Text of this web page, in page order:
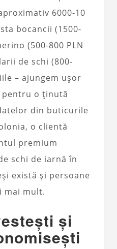
6000-10
bocancii (1500-
(500-800 PLN
de schi (800-
– ajungem ușor
pentru o ținută
din buticurile
o clientă
premium
schi de iarnă în
există și persoane
mai mult.
și